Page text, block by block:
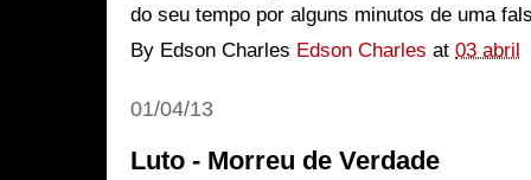
do seu tempo por alguns minutos de uma
By Edson Charles Edson Charles at 03 abril
01/04/13
Luto - Morreu de Verdade